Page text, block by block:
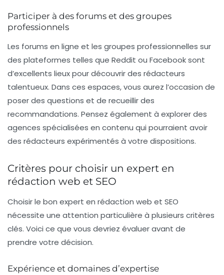
Participer à des forums et des groupes
professionnels
Les forums en ligne et les groupes professionnelles sur
des plateformes telles que Reddit ou Facebooksont
d’excellents lieux pour découvrir des rédacteurs
talentueux. Dans ces espaces, vous aurez l’occasion de
poser des questions et de recueillir des
recommandations. Pensez également à explorer des
agences spécialisées en contenu qui pourraient avoir
des rédacteurs expérimentés à votre dispositions.
Critères pour choisir un expert en
rédaction web et SEO
Choisir le bon expert en rédaction web et SEO
nécessite une attention particulière à plusieurs critères
clés. Voici ce que vous devriez évaluer avant de
prendre votre décision.
Expérience et domaines d’expertise